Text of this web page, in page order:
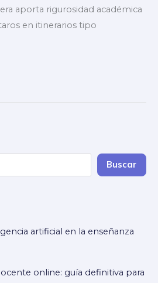
aporta rigurosidad académica
en itinerarios tipo
Buscar
artificial en la enseñanza
online: guía definitiva para